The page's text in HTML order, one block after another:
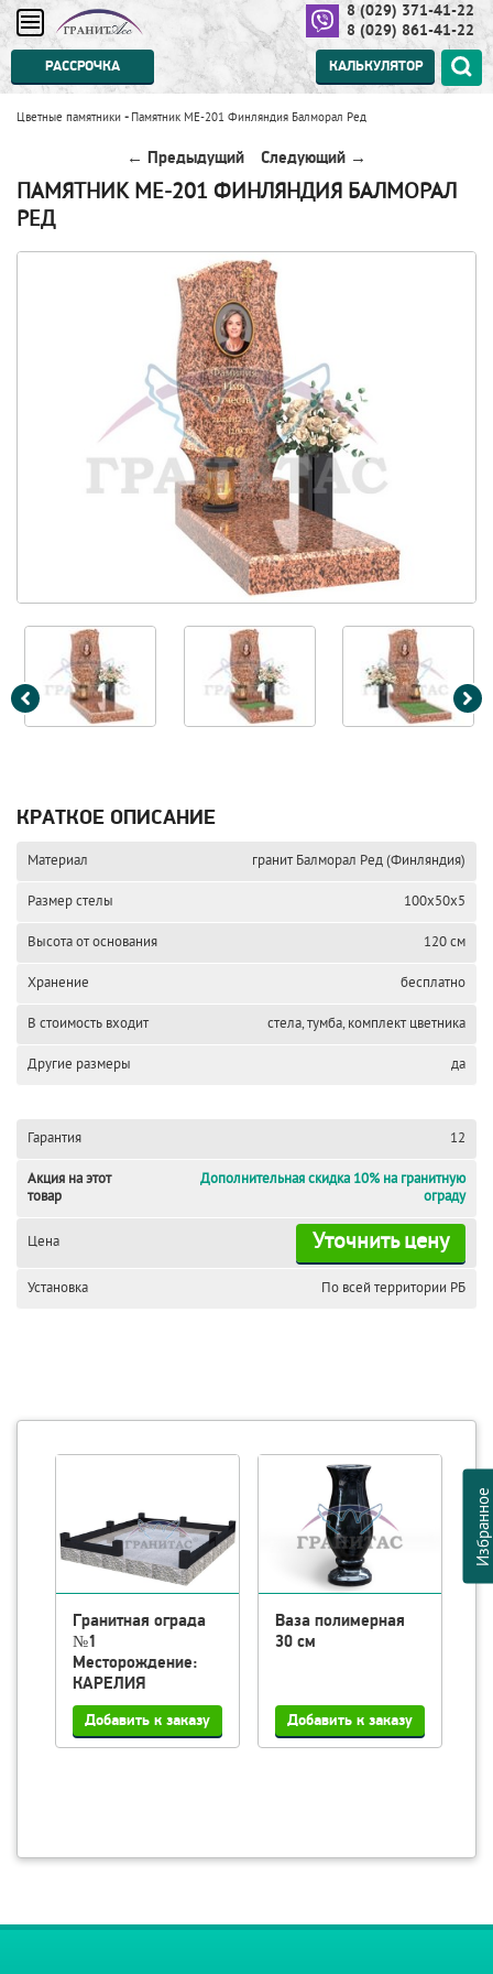
8 (029) 371-41-22
8 (029) 861-41-22
РАССРОЧКА КАЛЬКУЛЯТОР
Цветные памятники - Памятник МЕ-201 Финляндия Балморал Ред
← Предыдущий Следующий →
ПАМЯТНИК МЕ-201 ФИНЛЯНДИЯ БАЛМОРАЛ
РЕД
КРАТКОЕ ОПИСАНИЕ
Материал гранит Балморал Ред (Финляндия)
Размер стелы 100х50х5
Высота от основания 120 см
Хранение бесплатно
В стоимость входит стела, тумба, комплект цветника
Другие размеры да
Гарантия 12
Акция на этот
товар
Дополнительная скидка 10% на гранитную
ограду
Цена Уточнить цену
Установка По всей территории РБ
Гранитная ограда
№1
Месторождение:
КАРЕЛИЯ
Ваза полимерная
30 см